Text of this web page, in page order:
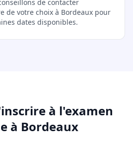
de contacter
de votre choix à Bordeaux pour
dates disponibles.
à l'examen
à Bordeaux